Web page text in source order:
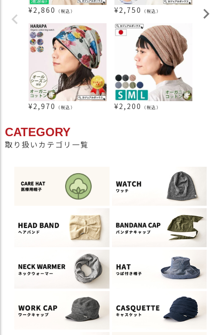
¥2,860 （税込） ¥2,750 （税込） ¥
¥2,970 （税込） ¥2,200 （税込）
CATEGORY
取り扱いカテゴリ一覧